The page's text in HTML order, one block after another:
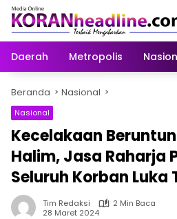
Langsung
konten
Daerah
Metropolis
Beranda Nasional
Nasional
Kecelakaan
Halim, Jasa Raharja
Seluruh Korban Luka
Tim Redaksi
2 Min Baca
28 Maret 2024